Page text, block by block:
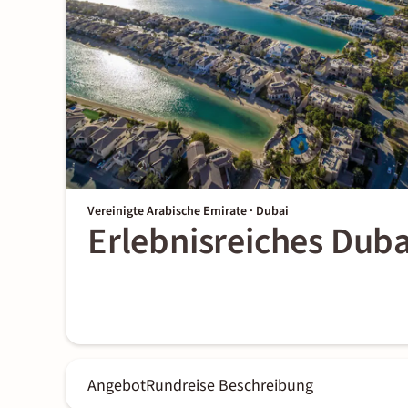
Vereinigte Arabische Emirate · Dubai
Erlebnisreiches
AngebotRundreise Beschreibung